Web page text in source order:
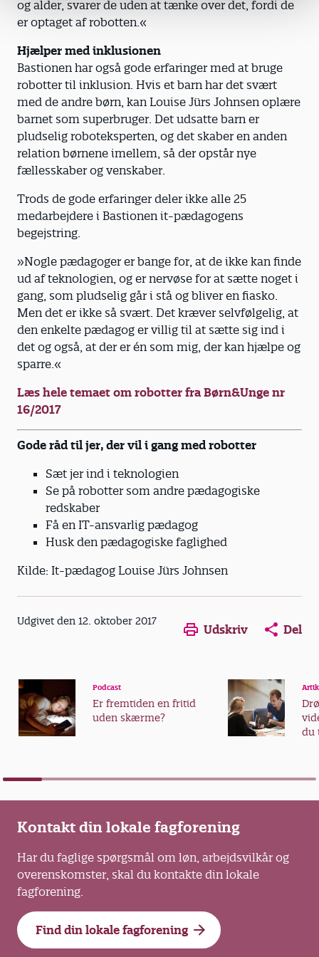
og alder, svarer de uden at tænke over det, fordi de
er optaget af robotten.«
Hjælper med inklusionen
Bastionen har også gode erfaringer med at bruge
robotter til inklusion. Hvis et barn har det svært
med de andre børn, kan Louise Jürs Johnsen oplære
barnet som superbruger. Det udsatte barn er
pludselig roboteksperten, og det skaber en anden
relation børnene imellem, så der opstår nye
fællesskaber og venskaber.
Trods de gode erfaringer deler ikke alle 25
medarbejdere i Bastionen it-pædagogens
begejstring.
»Nogle pædagoger er bange for, at de ikke kan finde
ud af teknologien, og er nervøse for at sætte noget i
gang, som pludselig går i stå og bliver en fiasko.
Men det er ikke så svært. Det kræver selvfølgelig, at
den enkelte pædagog er villig til at sætte sig ind i
det og også, at der er én som mig, der kan hjælpe og
sparre.«
Læs hele temaet om robotter fra Børn&Unge nr
16/2017
Gode råd til jer, der vil i gang med robotter
Sæt jer ind i teknologien
Se på robotter som andre pædagogiske
redskaber
Få en IT-ansvarlig pædagog
Husk den pædagogiske faglighed
Kilde: It-pædagog Louise Jürs Johnsen
Udgivet den 12. oktober 2017
Udskriv Del
Podcast
Er fremtiden en fritid
uden skærme?
du
Kontakt din lokale fagforening
Har du faglige spørgsmål om løn, arbejdsvilkår og
overenskomster, skal du kontakte din lokale
fagforening.
Find din lokale fagforening